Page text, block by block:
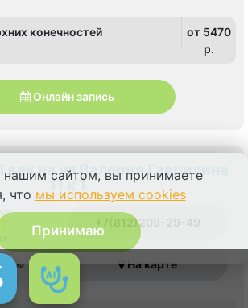
конечностей
от 5470
p.
Онлайн запись
век на ул Валерия Гаврилина
11 к 1
+7(812)209-29-49
На карте
нашим сайтом, вы принимаете
что мы используем cookies
Принимаю